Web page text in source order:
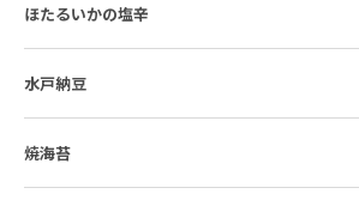
ほたるいかの塩辛
水戸納豆
焼海苔